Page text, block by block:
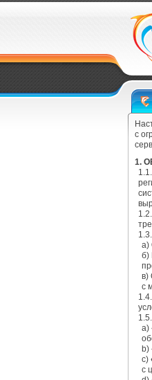
с
1.
а)
б)
в)
с
а)
b)
c)
с